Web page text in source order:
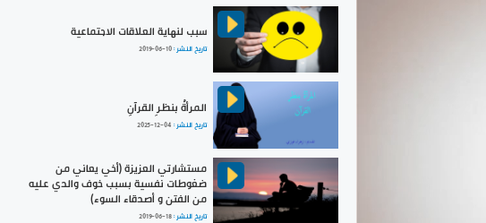
سبب لنهاية العلاقات الاجتماعية
تاريخ النشر :2019-06-10
المرأةُ بنظرِ القرآنِ
تاريخ النشر : 2025-12-04
مستشارتي العزيزة (أخي يعاني من
ضغوطات نفسية بسبب خوف والدي عليه
من الفتن و أصدقاء السوء)
تاريخ النشر :2019-06-18